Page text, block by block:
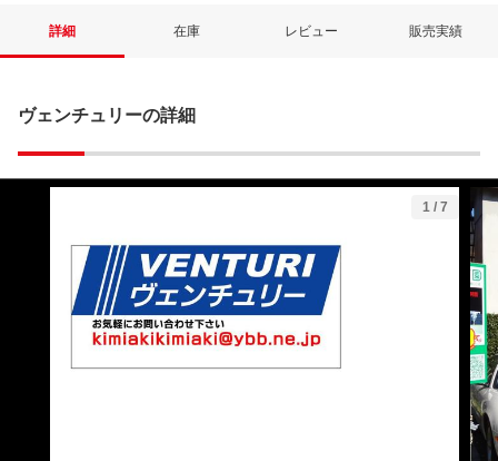
詳細 在庫 レビュー 販売実績
ヴェンチュリーの詳細
1 / 7